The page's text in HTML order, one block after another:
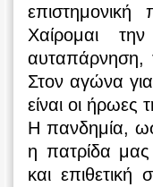
Χαίρομαι
αυταπάρνηση,
Στον αγώνα
είναι οι
Η πανδημία,
η πατρίδα μας
και